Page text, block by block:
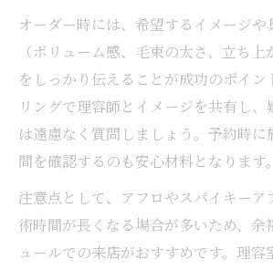
理容室活用で旬のアフロデ
コツ
理容室スタッフのアイデア
理容室で実現する自分らし
ジ
オーダー時には、希望するイメージや
（ボリューム感、毛束の太さ、立ち上
をしっかり伝えることが成功のポイン
リングで理容師とイメージを共有し
は遠慮なく質問しましょう。予約時に
間を確認するのも安心材料となります。
注意点として、アフロやスパイキーア
術時間が長くなる場合が多いため、余
ュールでの来店がおすすめです。理容